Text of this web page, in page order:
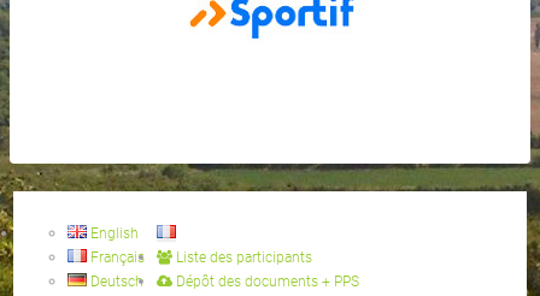
English
Français
Deutsch
Liste des participants
Dépôt des documents + PPS